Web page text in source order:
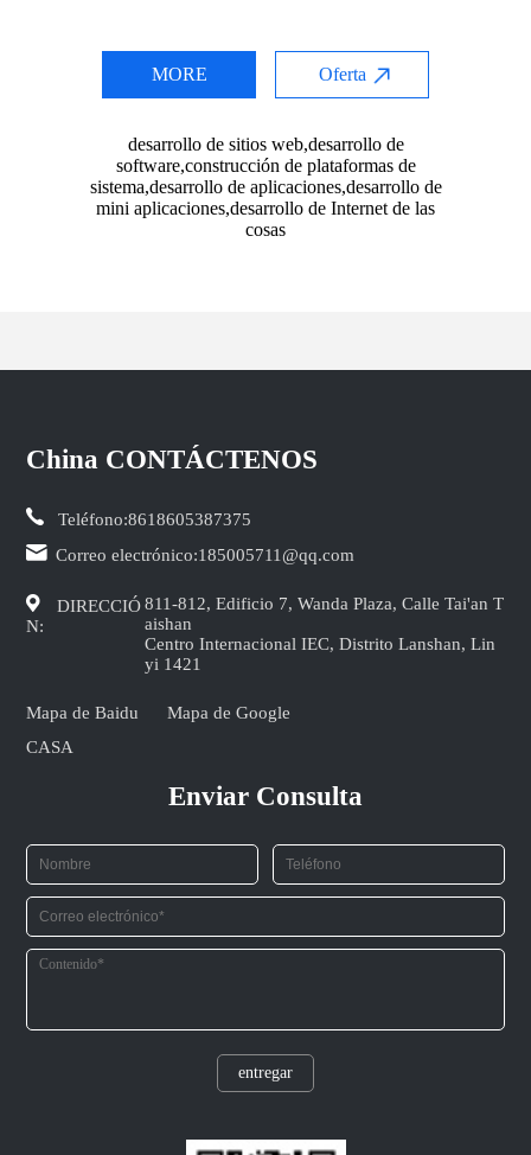
MORE Oferta
desarrollo de sitios web,desarrollo de
software,construcción de plataformas de
sistema,desarrollo de aplicaciones,desarrollo de
mini aplicaciones,desarrollo de Internet de las
cosas
China CONTÁCTENOS
Teléfono:8618605387375
Correo electrónico:185005711@qq.com
DIRECCIÓ
N:
811-812, Edificio 7, Wanda Plaza, Calle Tai'an T
aishan
Centro Internacional IEC, Distrito Lanshan, Lin
yi 1421
Mapa de Baidu
Mapa de Google
CASA
Enviar Consulta
entregar